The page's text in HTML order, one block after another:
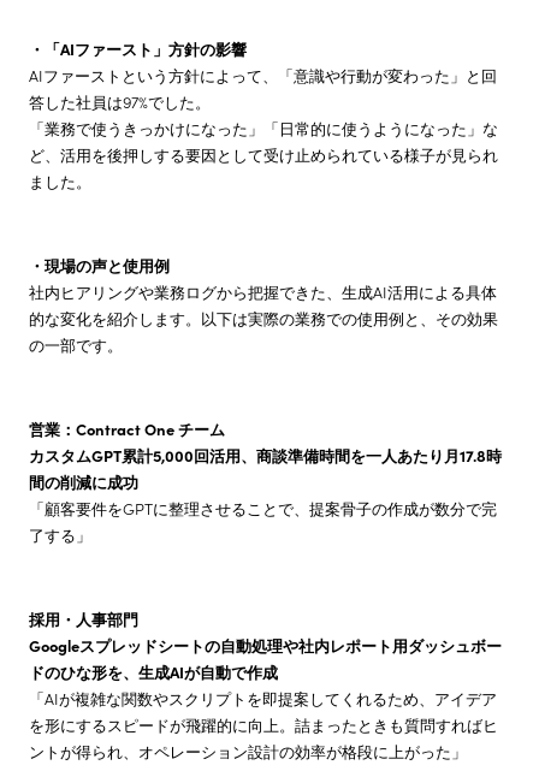
・「AIファースト」方針の影響
AIファーストという方針によって、「意識や行動が変わった」と回
答した社員は97%でした。
「業務で使うきっかけになった」「日常的に使うようになった」な
ど、活用を後押しする要因として受け止められている様子が見られ
ました。
・現場の声と使用例
社内ヒアリングや業務ログから把握できた、生成AI活用による具体
的な変化を紹介します。以下は実際の業務での使用例と、その効果
の一部です。
営業：Contract One チーム
カスタムGPT累計5,000回活用、商談準備時間を一人あたり月17.8時
間の削減に成功
「顧客要件をGPTに整理させることで、提案骨子の作成が数分で完
了する」
採用・人事部門
Googleスプレッドシートの自動処理や社内レポート用ダッシュボー
ドのひな形を、生成AIが自動で作成
「AIが複雑な関数やスクリプトを即提案してくれるため、アイデア
を形にするスピードが飛躍的に向上。詰まったときも質問すればヒ
ントが得られ、オペレーション設計の効率が格段に上がった」